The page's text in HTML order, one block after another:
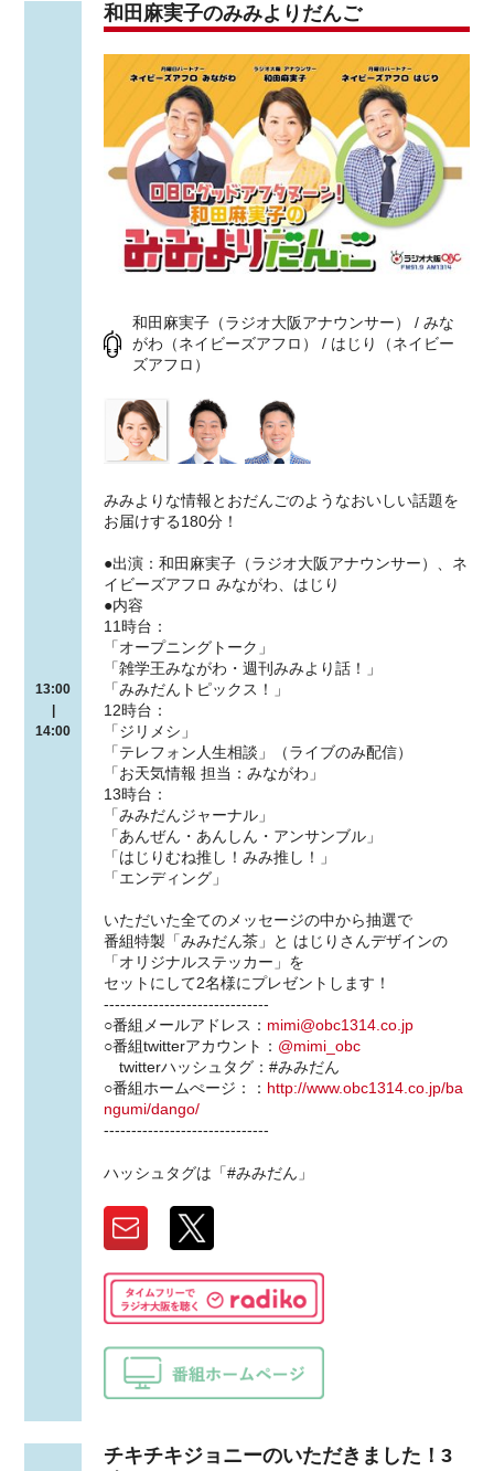
13:00
14:00
和田麻実子のみみよりだんご
和田麻実子（ラジオ大阪アナウンサー） / みな
がわ（ネイビーズアフロ） / はじり（ネイビー
ズアフロ）
みみよりな情報とおだんごのようなおいしい話題を
お届けする180分！
●出演：和田麻実子（ラジオ大阪アナウンサー）、ネ
イビーズアフロ みながわ、はじり
●内容
11時台：
「オープニングトーク」
「雑学王みながわ・週刊みみより話！」
「みみだんトピックス！」
12時台：
「ジリメシ」
「テレフォン人生相談」（ライブのみ配信）
「お天気情報 担当：みながわ」
13時台：
「みみだんジャーナル」
「あんぜん・あんしん・アンサンブル」
「はじりむね推し！みみ推し！」
「エンディング」
いただいた全てのメッセージの中から抽選で
番組特製「みみだん茶」と はじりさんデザインの
「オリジナルステッカー」を
セットにして2名様にプレゼントします！
------------------------------
○番組メールアドレス： mimi@obc1314.co.jp
○番組twitterアカウント： @mimi_obc
twitterハッシュタグ：#みみだん
○番組ホームぺージ：： http://www.obc1314.co.jp/ba
ngumi/dango/
------------------------------
ハッシュタグは「#みみだん」
チキチキジョニーのいただきました！3